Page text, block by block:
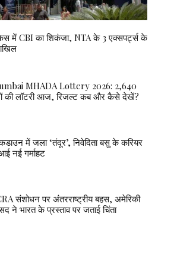
में CBI का शिकंजा, NTA के 3 एक्सपर्ट्स के
MHADA Lottery 2026: 2,640
की लॉटरी आज, रिजल्ट कब और कैसे देखें?
में जला ‘तंदूर’, निवेदिता बसु के करियर
नई गर्माहट
संशोधन पर अंतरराष्ट्रीय बहस, अमेरिकी
ने भारत के प्रस्ताव पर जताई चिंता